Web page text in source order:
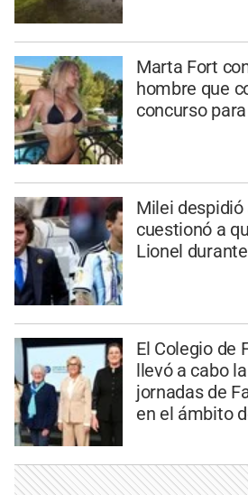
Marta Fort
hombre que
concurso
Milei
cuestionó a
Lionel
El Colegio de
llevó a cabo
jornadas de
en el ámbito